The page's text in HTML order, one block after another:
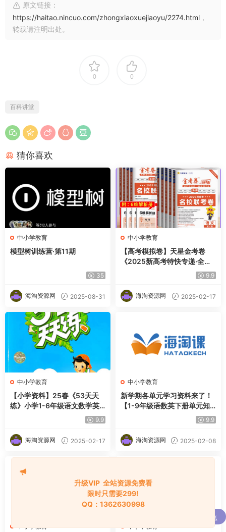
原文链接：
https://haitao.nincuo.com/zhongxiaoxuejiaoyu/2274.html ，
转载请注明出处。
0 0
百科讲堂
猜你喜欢
中小学教育
模型树训练营·第11期
35
海淘资源网 2025-08-31
中小学教育
【高考模拟卷】天星金考卷
《2025新高考特快专递·全九
科 (第四期)》震撼来袭！
9.9
海淘资源网 2025-02-17
中小学教育
【小学资料】25春《53天天
练》小学1-6年级语文数学英
9.9
海淘资源网 2025-02-17
中小学教育
新学期各单元学习资料来了！
【1-9年级语数英下册单元知
9.9
海淘资源网 2025-02-08
中小学教育 中小学教育
升级VIP 全站资源免费看
限时只需要299!
QQ：1362630998
了
通达信强龙战法抄底先锋捕捉主升浪买点
全套指标公式